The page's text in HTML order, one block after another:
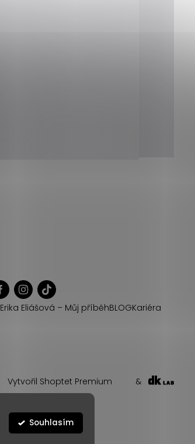
Souhlasím
Erika Eliášová – Můj příběhBLOGKariéra
Vytvořil Shoptet Premium &